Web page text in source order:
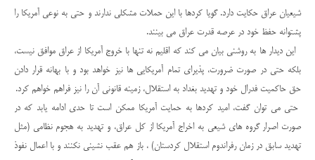
شیعیان عراق حکایت دارد. گویا کردها با این حملات مشکلی ندارند و حتی به نوعی آمریکا را
پشتوانه حفظ خود در عرصه قدرت عراق می بینند.
این دیدار ها به روشنی بیان می کند که اقلیم نه تنها با خروج آمریکا از عراق موافق نیست،
بلکه حتی در صورت ضرورت، پذیرای تمام آمریکایی ها نیز خواهد بود و با بهانه قرار دادن
حق حاکمیت فدرال خود و تهدید بغداد به استقلال، زمینه قانونی آن را نیز فراهم خواهم کرد.
حتی می توان گفت، امید کردها به حمایت آمریکا ممکن است تا حدی ادامه یابد که در
صورت اصرار گروه های شیعی به اخراج آمریکا از کل عراق، و تهدید به هجوم نظامی (مثل
تهدید سابق در زمان رفراندوم استقلال کردستان) ، باز هم عقب نشینی نکنند و با اعمال نفوذ